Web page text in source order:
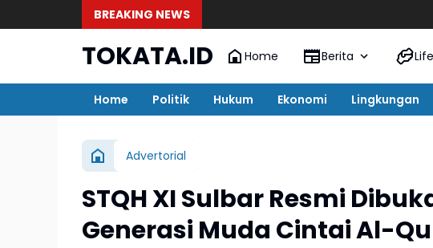
BREAKING NEWS
TOKATA.ID Home Berita
Home Politik Hukum Ekonomi Lingkungan
Advertorial
STQH XI Sulbar Resmi
Generasi Muda Cintai Al-